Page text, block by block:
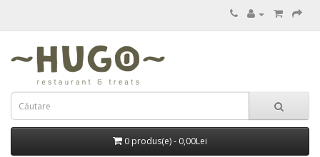
0 produs(e) - 0,00Lei